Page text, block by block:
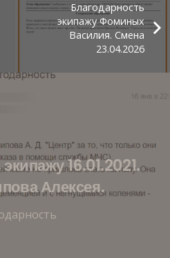
Благодарность
экипажу Фоминых
Василия. Смена
23.04.2026
16.01.2021.
Алексея.